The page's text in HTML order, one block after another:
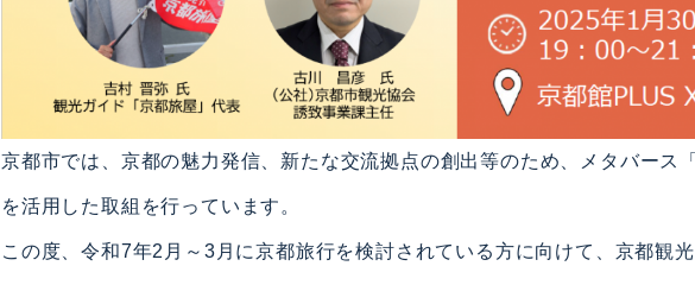
京都市では、京都の魅力発信、新たな交流拠点の創出等のため、メタバース
を活用した取組を行っています。
この度、令和7年2月～3月に京都旅行を検討されている方に向けて、京都観